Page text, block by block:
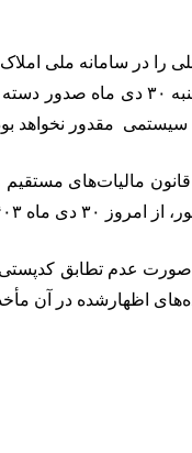
به گزارش شاخص ۳۶۰، طبق
مقدور نخواهد
اجرای تکلیف قانونی مندرج در
اعمال خواهد شد.
صورت عدم تطابق
اظهارشده در آن